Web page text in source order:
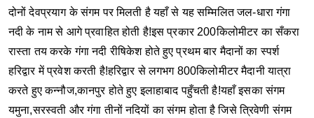
दोनों देवप्रयाग के संगम पर मिलती है यहाँ से यह सम्मिलित जल-धारा गंगा
नदी के नाम से आगे प्रवाहित होती है!इस प्रकार 200किलोमीटर का सँकरा
रास्ता तय करके गंगा नदी रीषिकेश होते हुए प्रथम बार मैदानों का स्पर्श
हरिद्वार में प्रवेश करती है!हरिद्वार से लगभग 800किलोमीटर मैदानी यात्रा
करते हुए कन्नौज,कानपुर होते हुए इलाहाबाद पहुँचती है!यहाँ इसका संगम
यमुना,सरस्वती और गंगा तीनों नदियों का संगम होता है जिसे त्रिवेणी संगम